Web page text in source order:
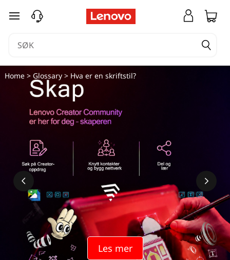
gå til hovedinnhold
Les mer
Home> Glossary> Hva er en skriftstil?